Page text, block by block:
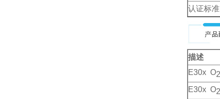
认证标准
描述
E30x O2
E30x O2